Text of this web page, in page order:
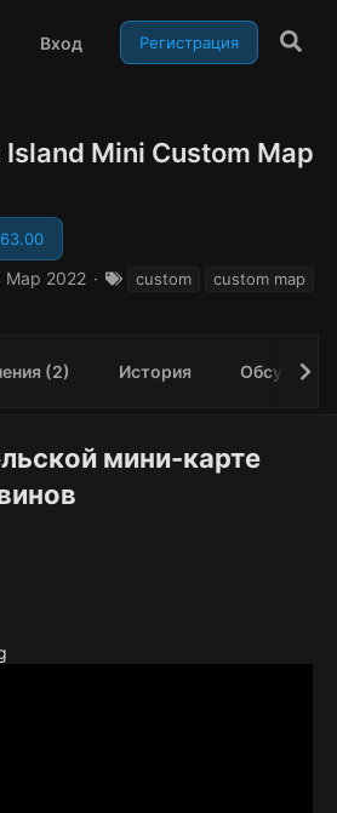
Вход Регистрация
Island Mini Custom Map
Мар 2022
Тcustom
custom map
(2) История
мини-карте